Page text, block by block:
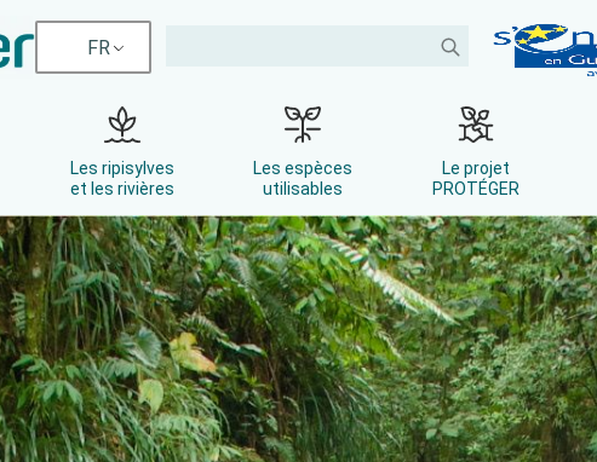
FR
Les ripisylves
et les rivières
Les espèces
utilisables
Le projet
PROTÉGER